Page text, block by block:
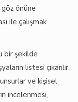
göz önüne
ile çalışmak
bir şekilde
listesi çıkarılır.
ve kişisel
incelenmesi,